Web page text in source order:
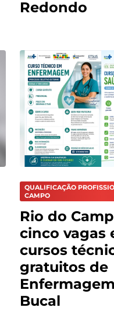
Redondo
QUALIFICAÇÃO
CAMPO
Rio do
cinco vagas
cursos
gratuitos de
Bucal